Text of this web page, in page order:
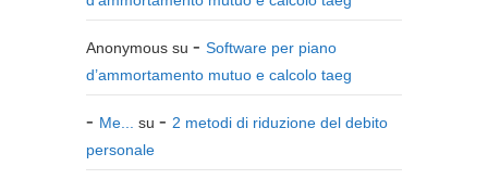
Anonymous su
Software per piano
d’ammortamento mutuo e calcolo taeg
Me... su
2 metodi di riduzione del debito
personale